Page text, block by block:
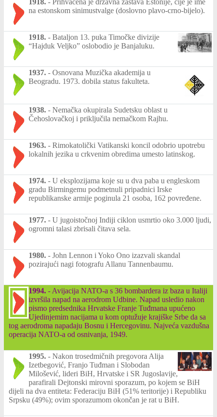
1918. - Prihvaćena je državna zastava Estonije, čije je ime
na estonskom sinimustvalge (doslovno plavo-crno-bijelo).
1918. - Bataljon 13. puka Timočke divizije
“Hajduk Veljko” oslobodio je Banjaluku.
1937. - Osnovana Muzička akademija u
Beogradu. 1973. dobila status fakulteta.
1938. - Nemačka okupirala Sudetsku oblast u
Čehoslovačkoj i priključila nemačkom Rajhu.
1963. - Rimokatolički Vatikanski koncil odobrio upotrebu
lokalnih jezika u crkvenim obredima umesto latinskog.
1974. - U eksplozijama koje su u dva paba u engleskom
gradu Birmingemu podmetnuli pripadnici Irske
republikanske armije poginula 21 osoba, 162 povređene.
1977. - U jugoistočnoj Indiji ciklon usmrtio oko 3.000 ljudi,
ogromni talasi zbrisali čitava sela.
1980. - John Lennon i Yoko Ono izazvali skandal
pozirajući nagi fotografu Allanu Tannenbaumu.
1994. - Avijacija NATO-a s 36 bombardera iz baza u Italiji
izvršila napad na aerodrom Udbine. Napad usledio nakon
pismo predsednika Hrvatske Franje Tuđmana upućeno
Ujedinjemim nacijama u kom optužuje krajiške Srbe da sa
tog aerodroma napadaju Bosnu i Hercegovinu. Najveća vazdušna
operacija NATO-a od osnivanja, 1949.
1995. - Nakon trosedmičnih pregovora Alija
Izetbegović, Franjo Tuđman i Slobodan
Milošević, lideri BiH, Hrvatske i SR Jugoslavije,
parafirali Dejtonski mirovni sporazum, po kojem se BiH
dijeli na dva entiteta: Federaciju BiH (51% teritorije) i Republiku
Srpsku (49%); ovim sporazumom okončan je rat u BiH.